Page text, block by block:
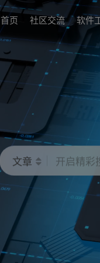
首页 社区交流 软件
文章 开启精彩